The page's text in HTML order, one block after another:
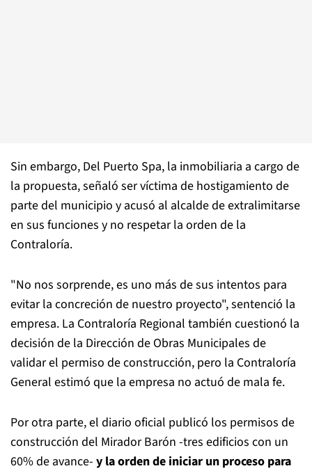
Sin embargo, Del Puerto Spa, la inmobiliaria a cargo de
la propuesta, señaló ser víctima de hostigamiento de
parte del municipio y acusó al alcalde de extralimitarse
en sus funciones y no respetar la orden de la
Contraloría.
"No nos sorprende, es uno más de sus intentos para
evitar la concreción de nuestro proyecto", sentenció la
empresa. La Contraloría Regional también cuestionó la
decisión de la Dirección de Obras Municipales de
validar el permiso de construcción, pero la Contraloría
General estimó que la empresa no actuó de mala fe.
Por otra parte, el diario oficial publicó los permisos de
construcción del Mirador Barón -tres edificios con un
60% de avance- y la orden de iniciar un proceso para